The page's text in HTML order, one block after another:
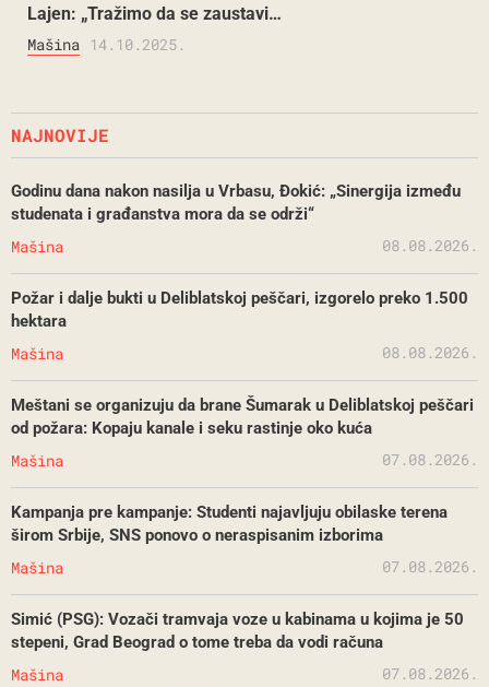
Lajen: „Tražimo da se zaustavi…
Mašina 14.10.2025.
NAJNOVIJE
Godinu dana nakon nasilja u Vrbasu, Đokić: „Sinergija između
studenata i građanstva mora da se održi“
Mašina 08.08.2026.
Požar i dalje bukti u Deliblatskoj peščari, izgorelo preko 1.500
hektara
Mašina 08.08.2026.
Meštani se organizuju da brane Šumarak u Deliblatskoj peščari
od požara: Kopaju kanale i seku rastinje oko kuća
Mašina 07.08.2026.
Kampanja pre kampanje: Studenti najavljuju obilaske terena
širom Srbije, SNS ponovo o neraspisanim izborima
Mašina 07.08.2026.
Simić (PSG): Vozači tramvaja voze u kabinama u kojima je 50
stepeni, Grad Beograd o tome treba da vodi računa
Mašina 07.08.2026.